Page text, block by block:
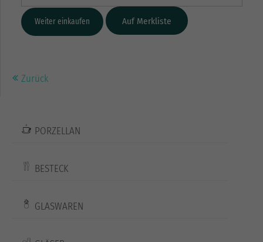
Weiter einkaufen
Zurück
PORZELLAN
BESTECK
GLASWAREN